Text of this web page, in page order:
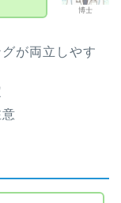
博士
が両立しやす